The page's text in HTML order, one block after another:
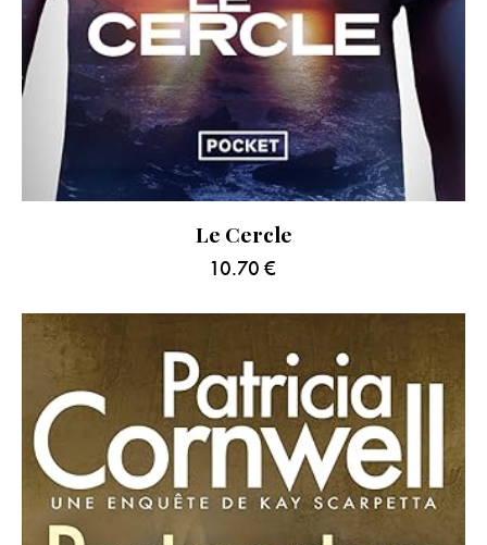
Le Cercle
10.70 €